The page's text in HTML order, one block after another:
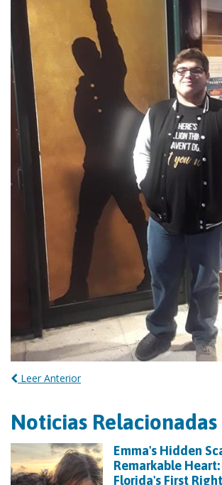
Leer Anterior
Noticias Relacionadas
Emma's Hidden
Remarkable
Florida's First